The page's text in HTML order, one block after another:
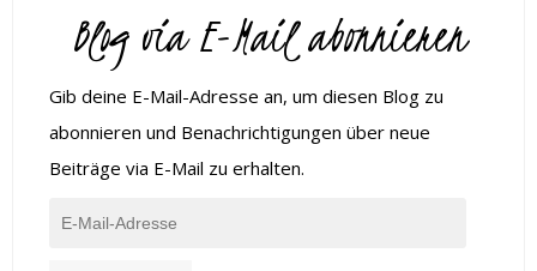
Blog via E-Mail abonnieren
Gib deine E-Mail-Adresse an, um diesen Blog zu
abonnieren und Benachrichtigungen über neue
Beiträge via E-Mail zu erhalten.